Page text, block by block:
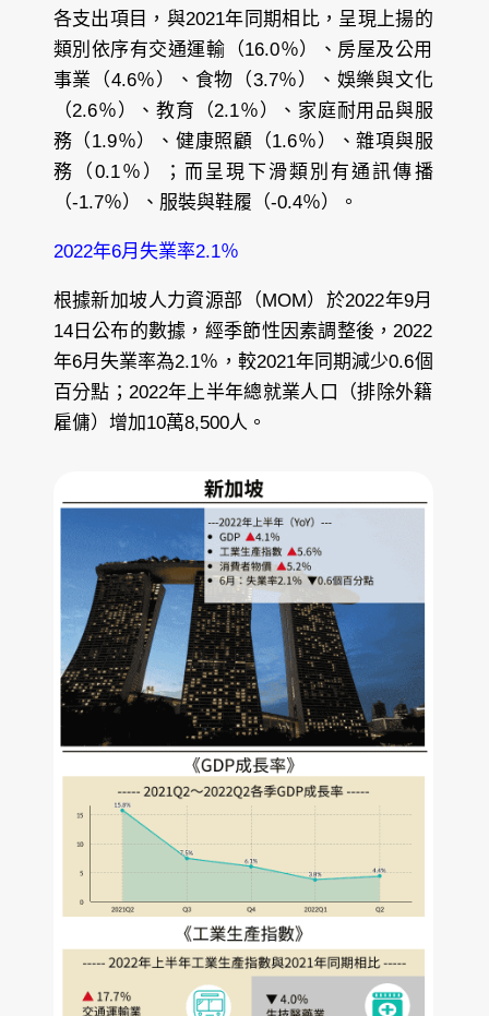
各支出項目，與2021年同期相比，呈現上揚的
類別依序有交通運輸（16.0％）、房屋及公用
事業（4.6％）、食物（3.7％）、娛樂與文化
（2.6％）、教育（2.1％）、家庭耐用品與服
務（1.9％）、健康照顧（1.6％）、雜項與服
務（0.1％）；而呈現下滑類別有通訊傳播
（-1.7％）、服裝與鞋履（-0.4％）。
2022年6月失業率2.1％
根據新加坡人力資源部（MOM）於2022年9月
14日公布的數據，經季節性因素調整後，2022
年6月失業率為2.1％，較2021年同期減少0.6個
百分點；2022年上半年總就業人口（排除外籍
雇傭）增加10萬8,500人。